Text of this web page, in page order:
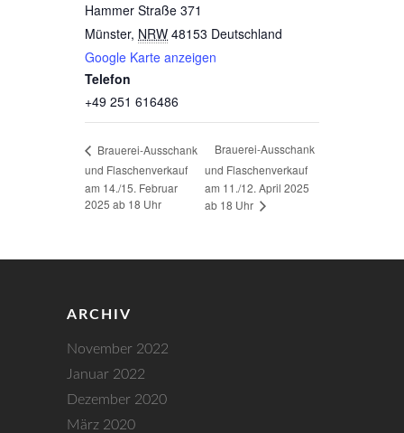
Hammer Straße 371
Münster, NRW 48153 Deutschland
Google Karte anzeigen
Telefon
+49 251 616486
Brauerei-Ausschank
und Flaschenverkauf
am 14./15. Februar
2025 ab 18 Uhr
Brauerei-Ausschank
und Flaschenverkauf
am 11./12. April 2025
ab 18 Uhr
ARCHIV
November 2022
Januar 2022
Dezember 2020
März 2020